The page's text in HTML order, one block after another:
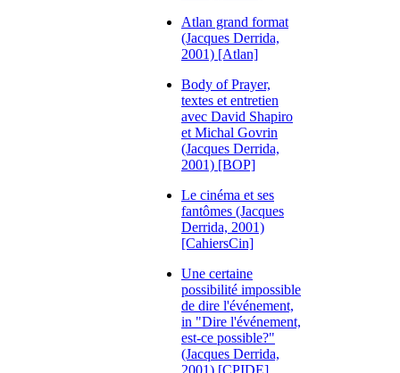
Atlan grand format
(Jacques Derrida,
2001) [Atlan]
Body of Prayer,
textes et entretien
avec David Shapiro
et Michal Govrin
(Jacques Derrida,
2001) [BOP]
Le cinéma et ses
fantômes (Jacques
Derrida, 2001)
[CahiersCin]
Une certaine
possibilité impossible
de dire l'événement,
in "Dire l'événement,
est-ce possible?"
(Jacques Derrida,
2001) [CPIDE]